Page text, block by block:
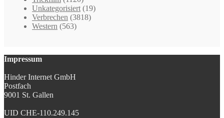
Unkategorisiert (19)
Verbrechen (3818)
Western (563)
Impressum
Hinder Internet GmbH
Postfach
9001 St. Gallen
UID CHE-110.249.145